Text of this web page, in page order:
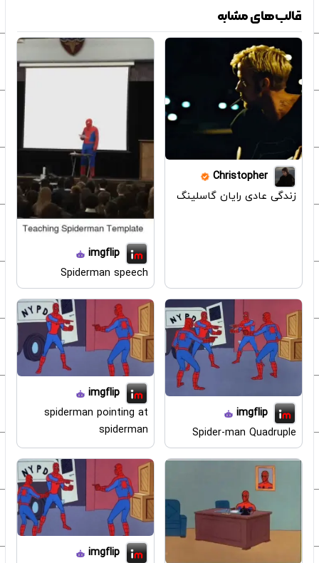
قالب‌های مشابه
Christopher
زندگی عادی رایان گاسلینگ
imgflip
Spiderman speech
imgflip
Spider-man Quadruple
imgflip
spiderman pointing at
spiderman
imgflip